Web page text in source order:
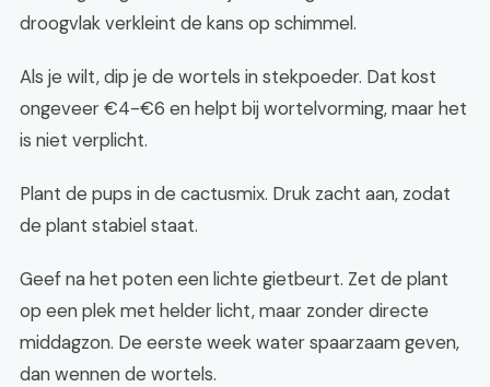
droogvlak verkleint de kans op schimmel.
Als je wilt, dip je de wortels in stekpoeder. Dat kost
ongeveer €4-€6 en helpt bij wortelvorming, maar het
is niet verplicht.
Plant de pups in de cactusmix. Druk zacht aan, zodat
de plant stabiel staat.
Geef na het poten een lichte gietbeurt. Zet de plant
op een plek met helder licht, maar zonder directe
middagzon. De eerste week water spaarzaam geven,
dan wennen de wortels.